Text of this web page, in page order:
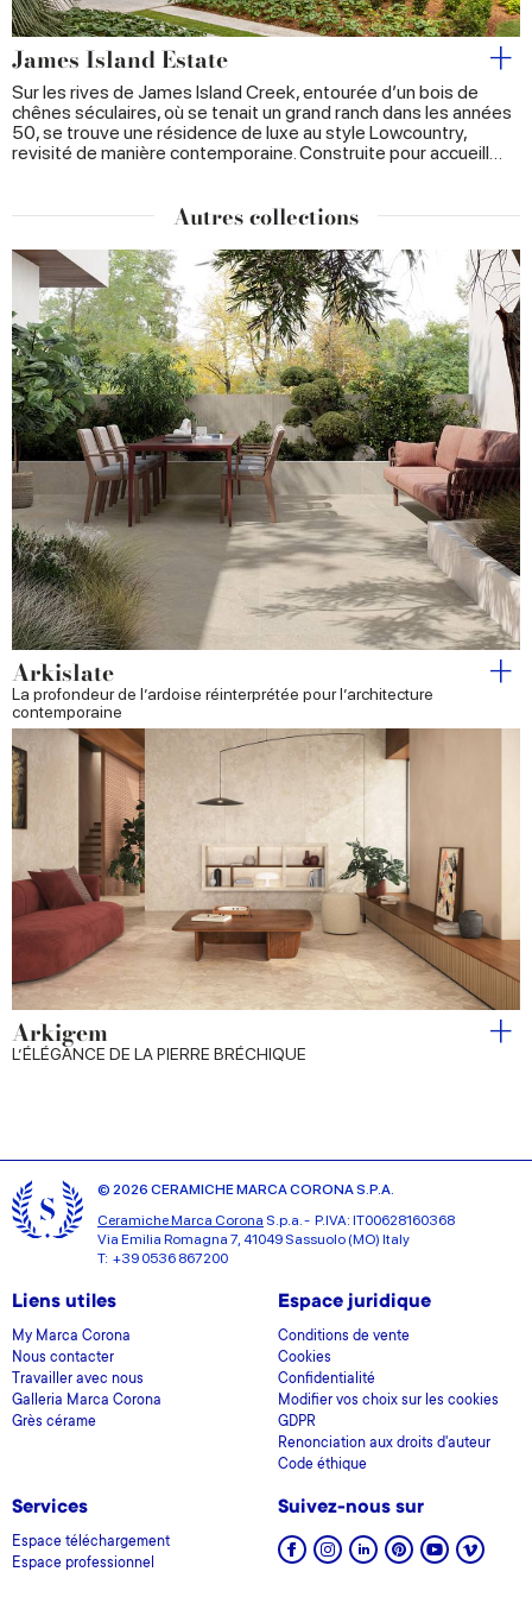
provided to them or that they’ve collected from your use
of their services.
James Island Estate
Sur les rives de James Island Creek, entourée d’un bois de
chênes séculaires, où se tenait un grand ranch dans les années
50, se trouve une résidence de luxe au style Lowcountry,
revisité de manière contemporaine. Construite pour accueill…
Autres collections
Arkislate
La profondeur de l’ardoise réinterprétée pour l’architecture
contemporaine
Arkigem
L’ÉLÉGANCE DE LA PIERRE BRÉCHIQUE
© 2026 CERAMICHE MARCA CORONA S.P.A.
Ceramiche Marca Corona S.p.a. - P.IVA: IT00628160368
Via Emilia Romagna 7, 41049 Sassuolo (MO) Italy
T: +39 0536 867200
Liens utiles
My Marca Corona
Nous contacter
Travailler avec nous
Galleria Marca Corona
Grès cérame
Espace juridique
Conditions de vente
Cookies
Confidentialité
Modifier vos choix sur les cookies
GDPR
Renonciation aux droits d'auteur
Code éthique
Services
Espace téléchargement
Espace professionnel
Suivez-nous sur